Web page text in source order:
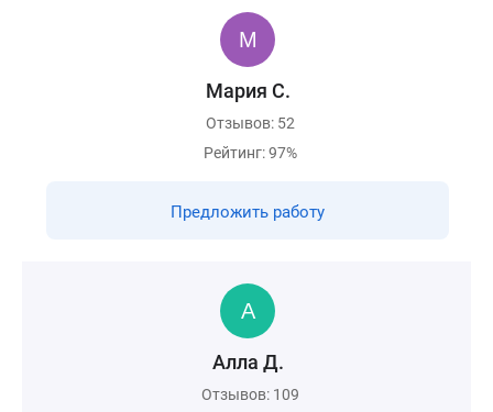
Мария С.
Отзывов: 52
Рейтинг: 97%
Предложить работу
Алла Д.
Отзывов: 109